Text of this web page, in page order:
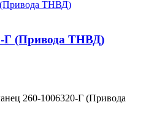
Г (Привода ТНВД)
260-1006320-Г (Привода